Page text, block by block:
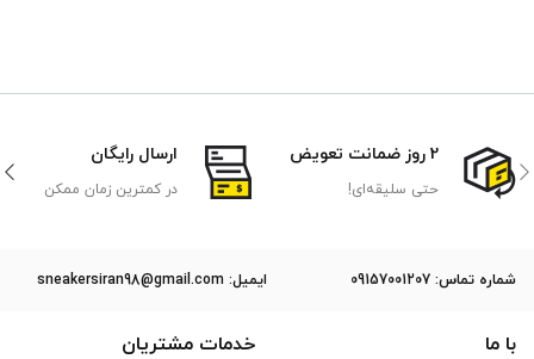
2 روز ضمانت تعویض
حتی سلیقه‌ای!
ارسال رایگان
در کمترین زمان ممکن
ﺷﻤﺎره ﺗﻤﺎس: 09157001207 ایمیل: sneakersiran98@gmail.com
با ما خدمات مشتریان